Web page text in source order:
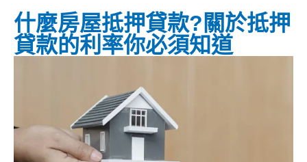
什麼房屋抵押貸款?關於抵押
貸款的利率你必須知道